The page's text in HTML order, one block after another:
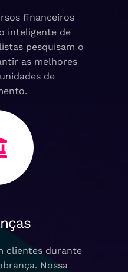
financeiros
inteligente de
pesquisam o
as melhores
de
clientes durante
Nossa